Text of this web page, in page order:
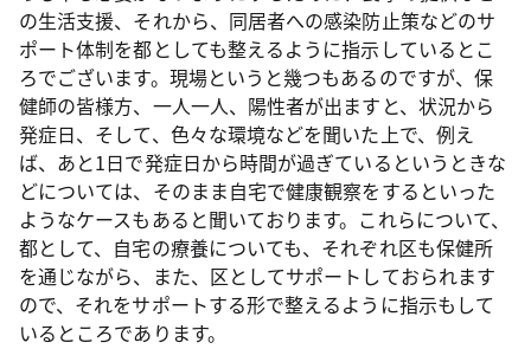
の生活支援、それから、同居者への感染防止策などのサ
ポート体制を都としても整えるように指示しているとこ
ろでございます。現場というと幾つもあるのですが、保
健師の皆様方、一人一人、陽性者が出ますと、状況から
発症日、そして、色々な環境などを聞いた上で、例え
ば、あと1日で発症日から時間が過ぎているというときな
どについては、そのまま自宅で健康観察をするといった
ようなケースもあると聞いております。これらについて、
都として、自宅の療養についても、それぞれ区も保健所
を通じながら、また、区としてサポートしておられます
ので、それをサポートする形で整えるように指示もして
いるところであります。